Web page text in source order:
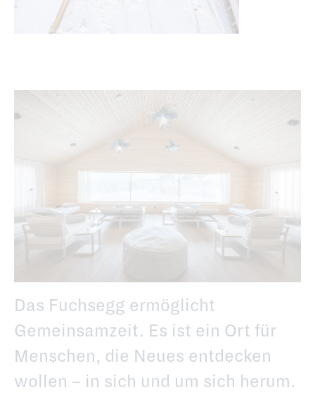
Das Fuchsegg ermöglicht
Gemeinsamzeit. Es ist ein Ort für
Menschen, die Neues entdecken
wollen – in sich und um sich herum.